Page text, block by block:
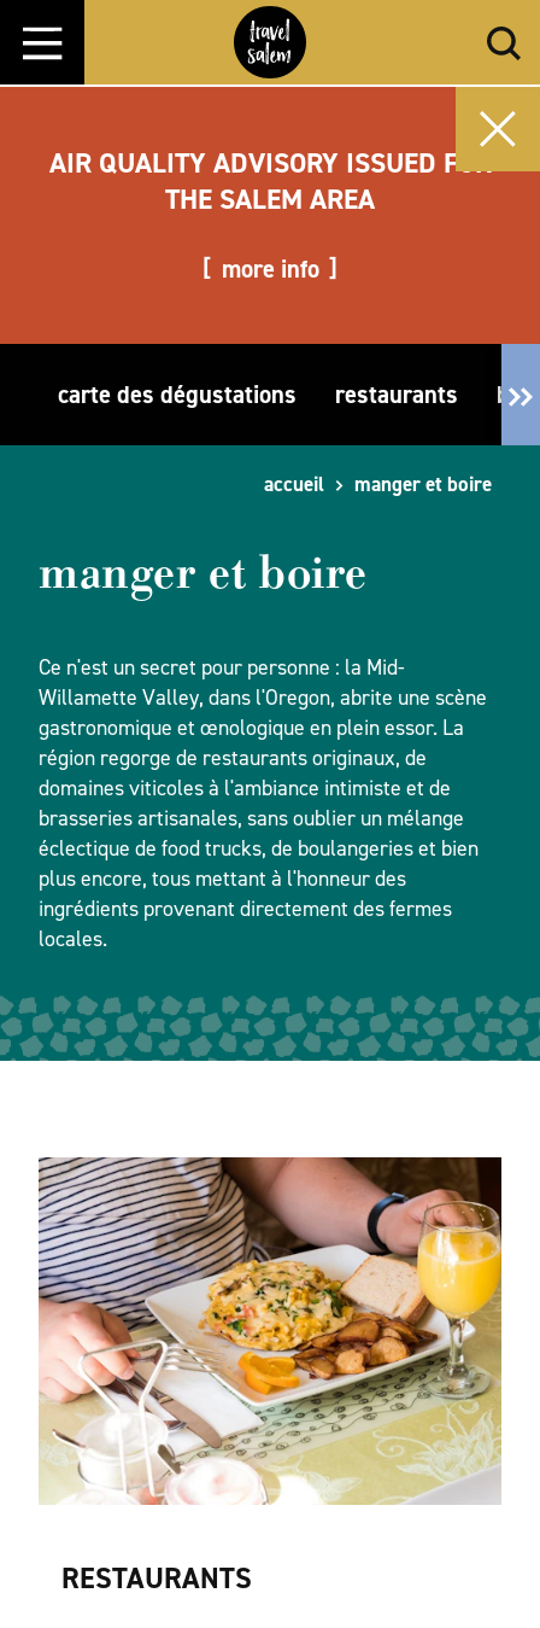
Aller directement au contenu
AIR QUALITY ADVISORY ISSUED FOR
THE SALEM AREA
more info
carte des dégustations restaurants
accueil manger et boire
manger et boire
Ce n'est un secret pour personne : la Mid-
Willamette Valley, dans l'Oregon, abrite une scène
gastronomique et œnologique en plein essor. La
région regorge de restaurants originaux, de
domaines viticoles à l'ambiance intimiste et de
brasseries artisanales, sans oublier un mélange
éclectique de food trucks, de boulangeries et bien
plus encore, tous mettant à l'honneur des
ingrédients provenant directement des fermes
locales.
RESTAURANTS